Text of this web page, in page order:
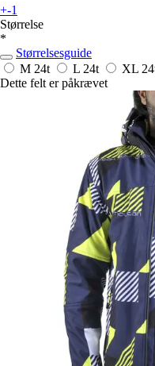
+-1
Størrelse
*
Størrelsesguide
M 24t L 24t XL
Dette felt er påkrævet